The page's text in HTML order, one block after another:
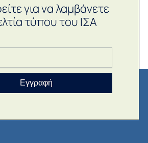
για να λαμβάνετε
τύπου του ΙΣΑ
Εγγραφή